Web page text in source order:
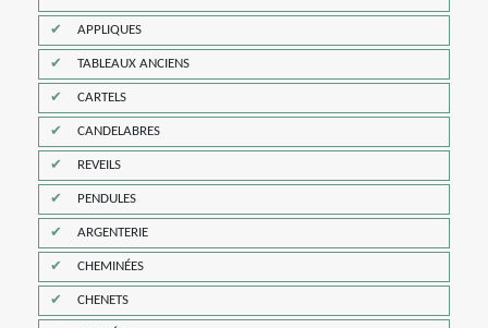
APPLIQUES
TABLEAUX ANCIENS
CARTELS
CANDELABRES
REVEILS
PENDULES
ARGENTERIE
CHEMINÉES
CHENETS